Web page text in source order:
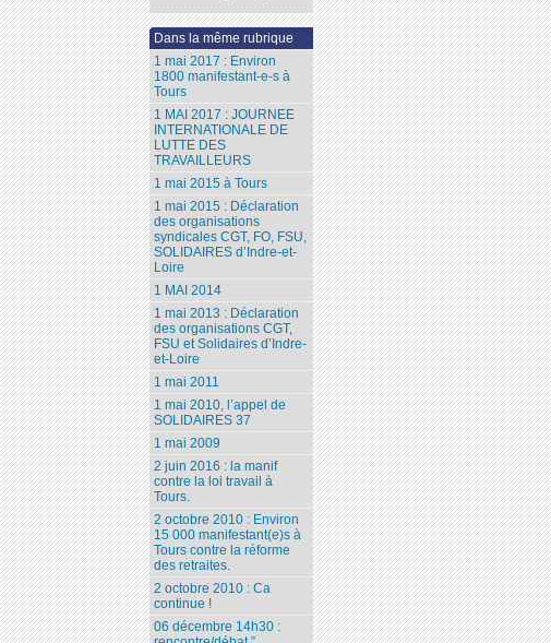
Dans la même rubrique
1 mai 2017 : Environ
1800 manifestant-e-s à
Tours
1 MAI 2017 : JOURNEE
INTERNATIONALE DE
LUTTE DES
TRAVAILLEURS
1 mai 2015 à Tours
1 mai 2015 : Déclaration
des organisations
syndicales CGT, FO, FSU,
SOLIDAIRES d’Indre-et-
Loire
1 MAI 2014
1 mai 2013 : Déclaration
des organisations CGT,
FSU et Solidaires d’Indre-
et-Loire
1 mai 2011
1 mai 2010, l’appel de
SOLIDAIRES 37
1 mai 2009
2 juin 2016 : la manif
contre la loi travail à
Tours.
2 octobre 2010 : Environ
15 000 manifestant(e)s à
Tours contre la réforme
des retraites.
2 octobre 2010 : Ca
continue !
06 décembre 14h30 :